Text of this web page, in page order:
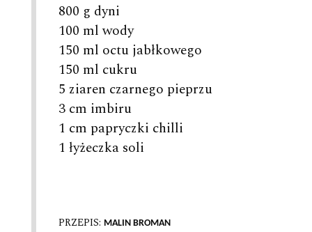
800 g dyni
100 ml wody
150 ml octu jabłkowego
150 ml cukru
5 ziaren czarnego pieprzu
3 cm imbiru
1 cm papryczki chilli
1 łyżeczka soli
PRZEPIS: MALIN BROMAN